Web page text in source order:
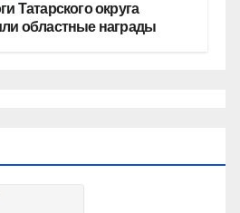
Татарского округа
областные награды